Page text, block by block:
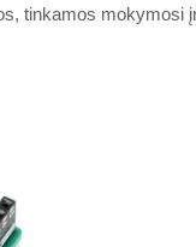
tinkamos mokymosi